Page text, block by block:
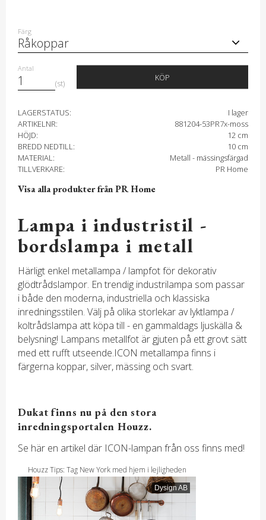
Färg
Antal
st
KÖP
LAGERSTATUS
I lager
ARTIKELNR
881204-53PR7x-moss
HÖJD
12 cm
BREDD NEDTILL
10 cm
MATERIAL
Metall - mässingsfärgad
TILLVERKARE
PR Home
Visa alla produkter från PR Home
Lampa i industristil -
bordslampa i metall
Härligt enkel metallampa / lampfot för dekorativ
glödtrådslampor. En trendig industrilampa som passar
i både den moderna, industriella och klassiska
inredningsstilen. Välj på olika storlekar av lyktlampa /
koltrådslampa att köpa till - en gammaldags ljuskälla &
belysning! Lampans metallfot är gjuten på ett grovt sätt
med ett rufft utseende.ICON metallampa finns i
färgerna koppar, silver, mässing och svart.
Dukat finns nu på den stora
inredningsportalen Houzz.
Se här en artikel där ICON-lampan från oss finns med!
Houzz Tips: Tag New York med hjem i lejligheden